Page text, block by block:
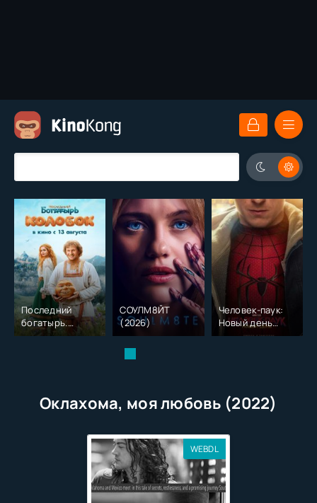
Последний
богатырь.
Колобок (2026)
СОУЛМ8ЙТ
(2026)
Человек-паук:
Новый день
(2026)
Оклахома, моя любовь (2022)
WEBDL